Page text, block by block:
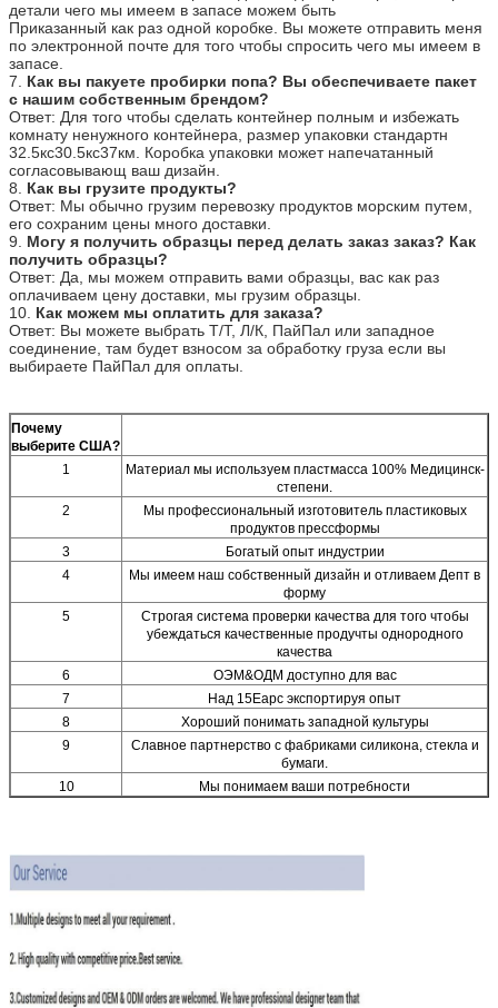
детали чего мы имеем в запасе можем быть
Приказанный как раз одной коробке. Вы можете отправить меня
по электронной почте для того чтобы спросить чего мы имеем в
запасе.
7. Как вы пакуете пробирки попа? Вы обеспечиваете пакет
с нашим собственным брендом?
Ответ: Для того чтобы сделать контейнер полным и избежать
комнату ненужного контейнера, размер упаковки стандартн
32.5кс30.5кс37км. Коробка упаковки может напечатанный
согласовывающ ваш дизайн.
8. Как вы грузите продукты?
Ответ: Мы обычно грузим перевозку продуктов морским путем,
его сохраним цены много доставки.
9. Могу я получить образцы перед делать заказ заказ? Как
получить образцы?
Ответ: Да, мы можем отправить вами образцы, вас как раз
оплачиваем цену доставки, мы грузим образцы.
10. Как можем мы оплатить для заказа?
Ответ: Вы можете выбрать Т/Т, Л/К, ПайПал или западное
соединение, там будет взносом за обработку груза если вы
выбираете ПайПал для оплаты.
Почему
выберите США?
1
Материал мы используем пластмасса 100% Медицинск-
степени.
2
Мы профессиональный изготовитель пластиковых
продуктов прессформы
3
Богатый опыт индустрии
4
Мы имеем наш собственный дизайн и отливаем Депт в
форму
5
Строгая система проверки качества для того чтобы
убеждаться качественные продучты однородного
качества
6
ОЭМ&ОДМ доступно для вас
7
Над 15Еарс экспортируя опыт
8
Хороший понимать западной культуры
9
Славное партнерство с фабриками силикона, стекла и
бумаги.
10
Мы понимаем ваши потребности